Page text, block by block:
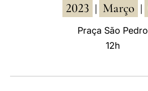
2023 Março
Praça São Pedro
12h